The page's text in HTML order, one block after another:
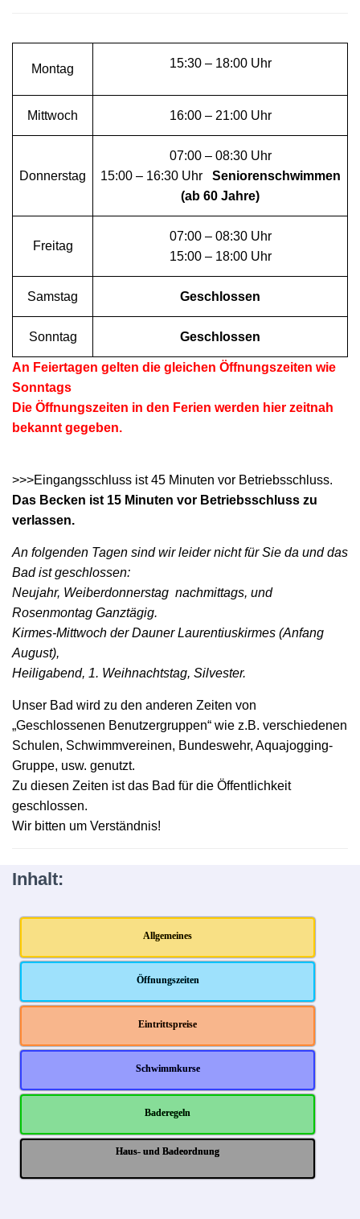
Montag 15:30 – 18:00 Uhr
Mittwoch 16:00 – 21:00 Uhr
Donnerstag
07:00 – 08:30 Uhr
15:00 – 16:30 Uhr Seniorenschwimmen
(ab 60 Jahre)
Freitag
07:00 – 08:30 Uhr
15:00 – 18:00 Uhr
Samstag Geschlossen
Sonntag Geschlossen
An Feiertagen gelten die gleichen Öffnungszeiten wie
Sonntags
Die Öffnungszeiten in den Ferien werden hier zeitnah
bekannt gegeben.
>>>Eingangsschluss ist 45 Minuten vor Betriebsschluss.
Das Becken ist 15 Minuten vor Betriebsschluss zu
verlassen.
An folgenden Tagen sind wir leider nicht für Sie da und das
Bad ist geschlossen:
Neujahr, Weiberdonnerstag nachmittags, und
Rosenmontag Ganztägig.
Kirmes-Mittwoch der Dauner Laurentiuskirmes (Anfang
August),
Heiligabend, 1. Weihnachtstag, Silvester.
Unser Bad wird zu den anderen Zeiten von
„Geschlossenen Benutzergruppen“ wie z.B. verschiedenen
Schulen, Schwimmvereinen, Bundeswehr, Aquajogging-
Gruppe, usw. genutzt.
Zu diesen Zeiten ist das Bad für die Öffentlichkeit
geschlossen.
Wir bitten um Verständnis!
Inhalt:
Allgemeines
Öffnungszeiten
Eintrittspreise
Schwimmkurse
Baderegeln
Haus- und Badeordnung